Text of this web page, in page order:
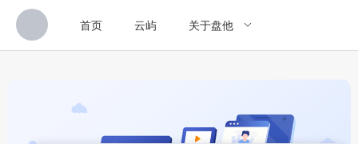
首页 云屿 关于盘他